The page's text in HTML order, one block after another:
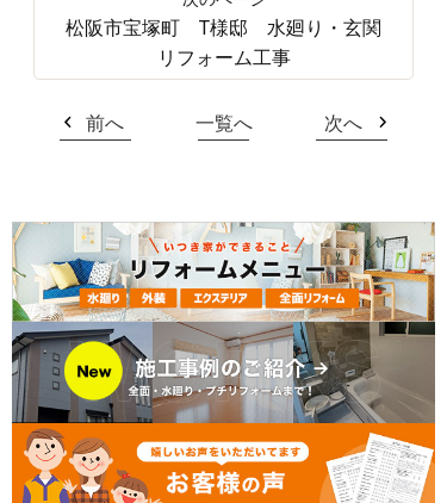
松阪市宝塚町 T様邸 水廻り・玄関
リフォーム工事
前へ 一覧へ 次へ